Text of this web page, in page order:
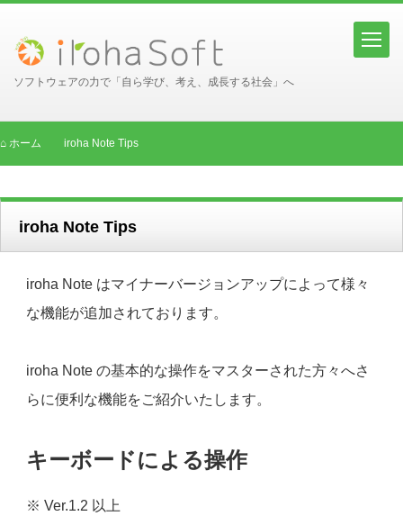
ソフトウェアの力で「自ら学び、考え、成長する社会」へ
ホーム iroha Note Tips
iroha Note Tips
iroha Note はマイナーバージョンアップによって様々
な機能が追加されております。
iroha Note の基本的な操作をマスターされた方々へさ
らに便利な機能をご紹介いたします。
キーボードによる操作
※ Ver.1.2 以上